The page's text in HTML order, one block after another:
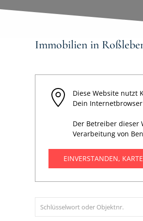
Immobilien in
Diese Website nutzt
Dein
Der Betreiber dieser
Verarbeitung von
EINVERSTANDEN,